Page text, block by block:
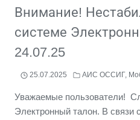
Внимание!
системе
24.07.25
25.07.2025 АИС ОССИГ,
Уважаемые пользователи!
Электронный талон. В связи